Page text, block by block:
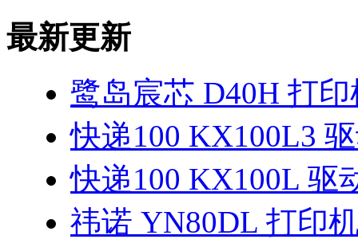
最新更新
鹭岛宸芯 D40H 打
快递100 KX100L3
快递100 KX100L 驱
祎诺 YN80DL 打印